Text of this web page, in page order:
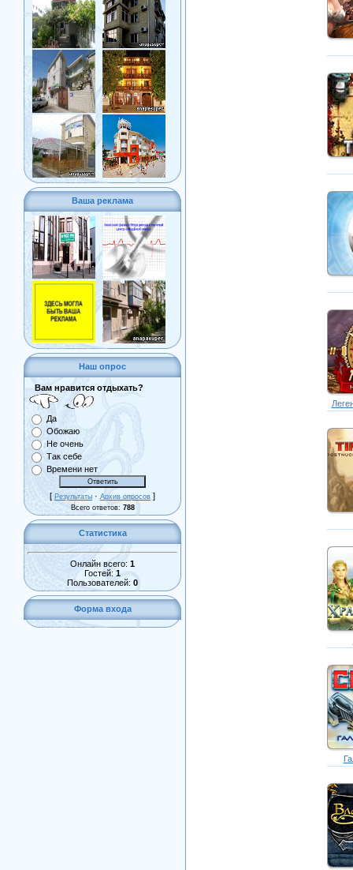
Ваша реклама
Наш опрос
Вам нравится отдыхать?
Да
Обожаю
Не очень
Так себе
Времени нет
[ Результаты · Архив опросов ]
Всего ответов: 788
Статистика
Онлайн всего: 1
Гостей: 1
Пользователей: 0
Форма входа